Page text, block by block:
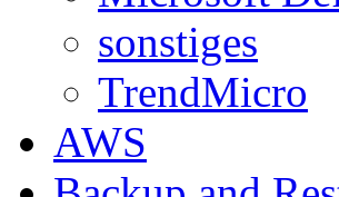
sonstiges
TrendMicro
AWS